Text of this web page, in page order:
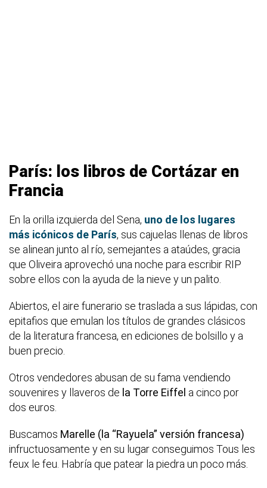
París: los libros de Cortázar en
Francia
En la orilla izquierda del Sena, uno de los lugares
más icónicos de París, sus cajuelas llenas de libros
se alinean junto al río, semejantes a ataúdes, gracia
que Oliveira aprovechó una noche para escribir RIP
sobre ellos con la ayuda de la nieve y un palito.
Abiertos, el aire funerario se traslada a sus lápidas, con
epitafios que emulan los títulos de grandes clásicos
de la literatura francesa, en ediciones de bolsillo y a
buen precio.
Otros vendedores abusan de su fama vendiendo
souvenires y llaveros de la Torre Eiffel a cinco por
dos euros.
Buscamos Marelle (la “Rayuela” versión francesa)
infructuosamente y en su lugar conseguimos Tous les
feux le feu. Habría que patear la piedra un poco más.